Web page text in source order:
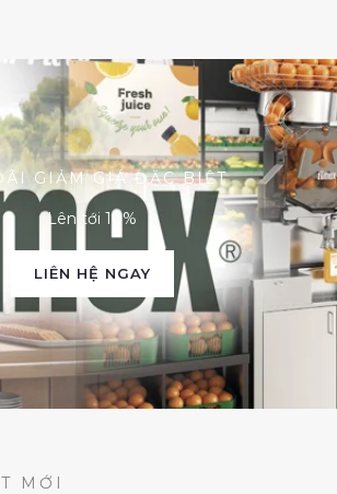
GIẢM GIÁ ĐẶC BIỆT
Lên tới 10%
LIÊN HỆ NGAY
MỚI